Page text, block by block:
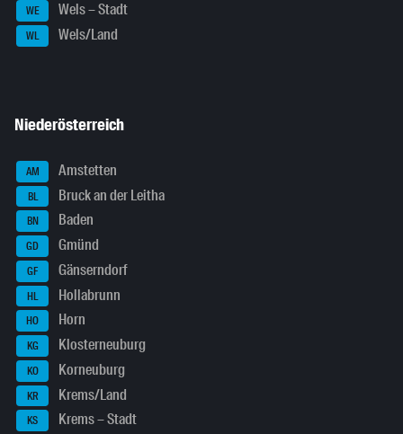
WE Wels – Stadt
WL Wels/Land
Niederösterreich
AM Amstetten
BL Bruck an der Leitha
BN Baden
GD Gmünd
GF Gänserndorf
HL Hollabrunn
HO Horn
KG Klosterneuburg
KO Korneuburg
KR Krems/Land
KS Krems – Stadt